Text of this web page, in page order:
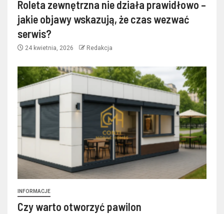
Roleta zewnętrzna nie działa prawidłowo –
jakie objawy wskazują, że czas wezwać
serwis?
24 kwietnia, 2026 Redakcja
INFORMACJE
Czy warto otworzyć pawilon